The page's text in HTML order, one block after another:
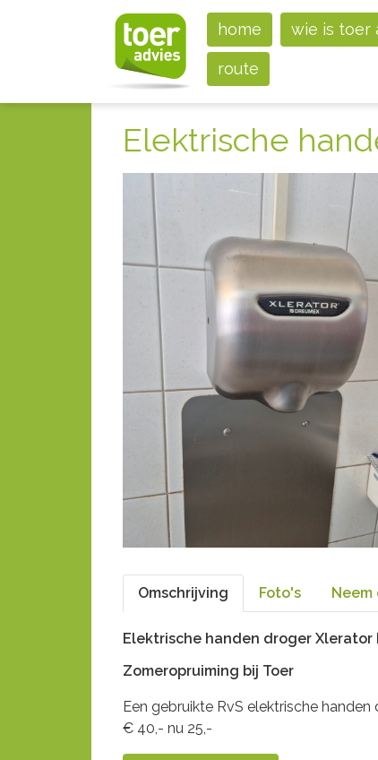
home wie is toer
route
Elektrische
Omschrijving Foto's
Elektrische handen droger Xlerator
Zomeropruiming bij Toer
Een gebruikte RvS elektrische
€ 40,- nu 25,-